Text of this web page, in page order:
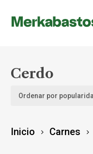
Cerdo
Inicio Carnes